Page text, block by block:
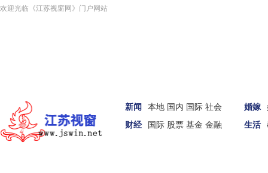
欢迎光临《江苏视窗网》门户网站
新闻 本地 国内 国际 社会
财经
国际 股票 基金 金融
婚嫁
生活